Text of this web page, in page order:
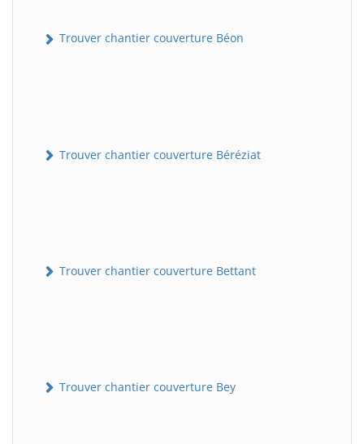
Trouver chantier couverture Béon
Trouver chantier couverture Béréziat
Trouver chantier couverture Bettant
Trouver chantier couverture Bey